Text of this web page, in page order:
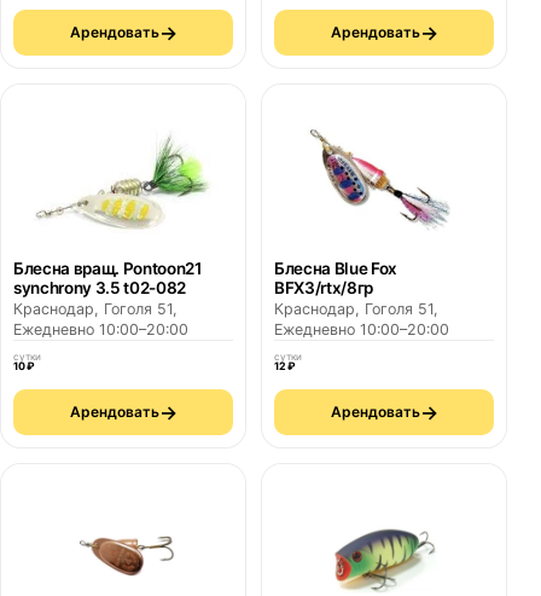
Арендовать→ Арендовать→
Блесна вращ. Pontoon21
synchrony 3.5 t02-082
Краснодар, Гоголя 51,
Ежедневно 10:00–20:00
сутки
10 ₽
Арендовать→
Блесна Blue Fox
BFX3/rtx/8гр
Краснодар, Гоголя 51,
Ежедневно 10:00–20:00
сутки
12 ₽
Арендовать→